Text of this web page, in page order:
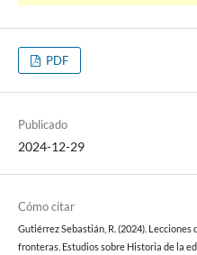
PDF
Publicado
2024-12-29
Cómo citar
Gutiérrez Sebastián, R. (2024).
fronteras. Estudios sobre Historia de la